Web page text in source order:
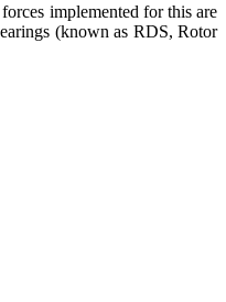
implemented for this are
(known as RDS, Rotor